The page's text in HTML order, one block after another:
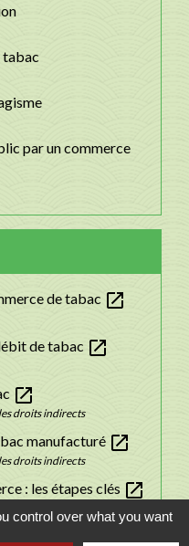
tabac
par un commerce
de tabac open_in_new
de tabac open_in_new
open_in_new
droits indirects
manufacturé open_in_new
droits indirects
: les étapes clés open_in_new
reprise d'entreprise
control over what you want